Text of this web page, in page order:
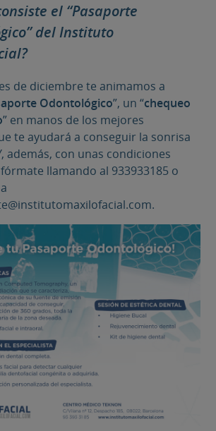
el “Pasaporte
del Instituto
de diciembre te animamos a
Odontológico”, un “chequeo
” en manos de los mejores
te ayudará a conseguir la sonrisa
además, con unas condiciones
llamando al 933933185 o